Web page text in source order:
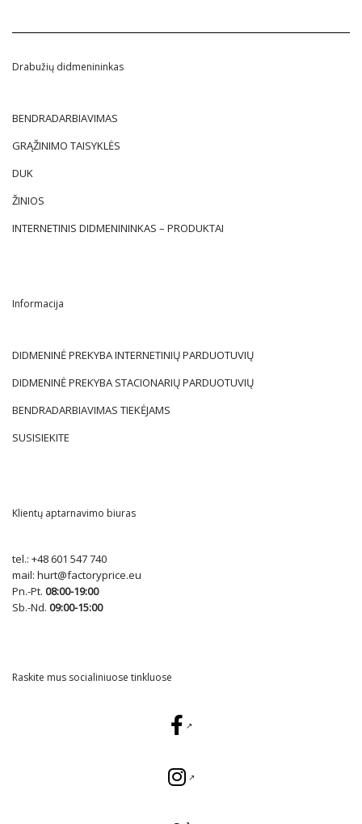
Drabužių didmenininkas
BENDRADARBIAVIMAS
GRĄŽINIMO TAISYKLĖS
DUK
ŽINIOS
INTERNETINIS DIDMENININKAS – PRODUKTAI
Informacija
DIDMENINĖ PREKYBA INTERNETINIŲ PARDUOTUVIŲ
DIDMENINĖ PREKYBA STACIONARIŲ PARDUOTUVIŲ
BENDRADARBIAVIMAS TIEKĖJAMS
SUSISIEKITE
Klientų aptarnavimo biuras
tel.: +48 601 547 740
mail: hurt@factoryprice.eu
Pn.-Pt. 08:00-19:00
Sb.-Nd. 09:00-15:00
Raskite mus socialiniuose tinkluose